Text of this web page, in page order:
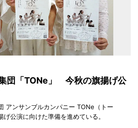
団「TONe」 今秋の旗揚げ公
アンサンブルカンパニー TONe（トー
公演に向けた準備を進めている。